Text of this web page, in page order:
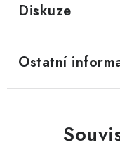
Diskuze
Ostatní